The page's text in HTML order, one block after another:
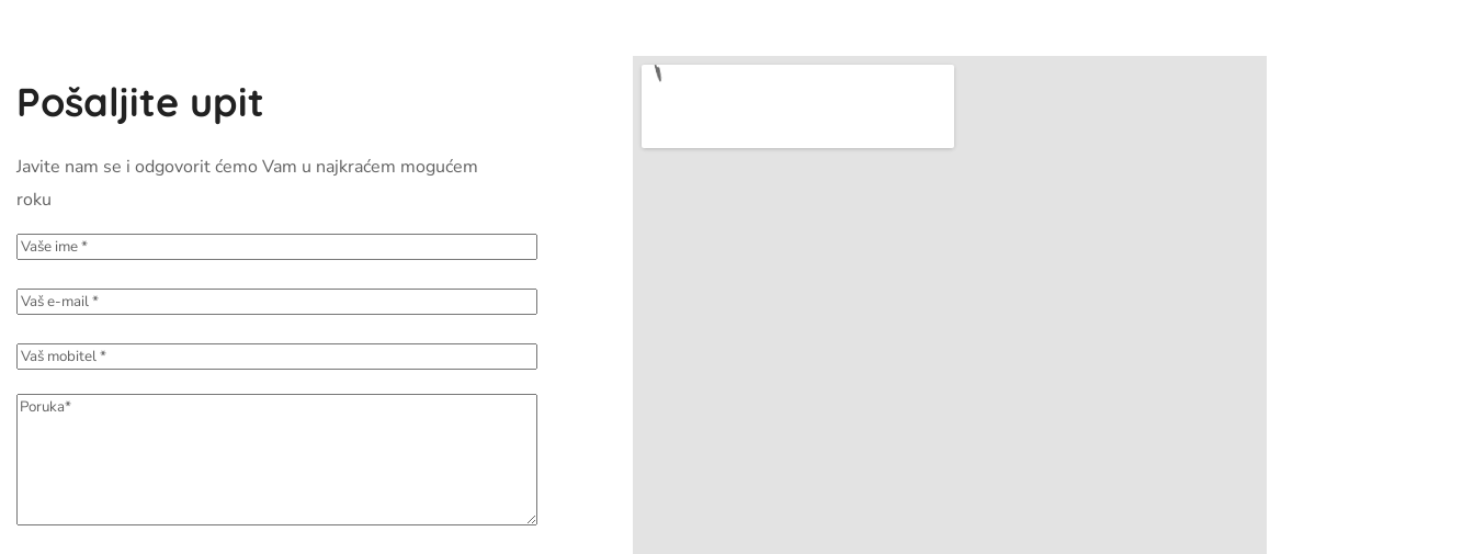
Pošaljite upit
Javite nam se i odgovorit ćemo Vam u najkraćem mogućem
roku